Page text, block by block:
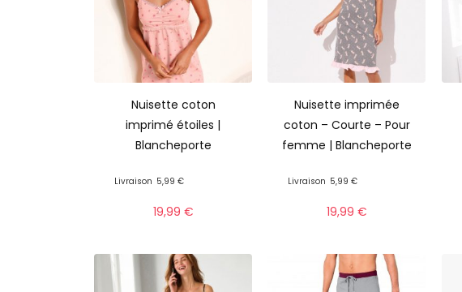
Nuisette coton
imprimé étoiles |
Blancheporte
Livraison 5,99 €
19,99 €
Nuisette imprimée
coton – Courte – Pour
femme | Blancheporte
Livraison 5,99 €
19,99 €